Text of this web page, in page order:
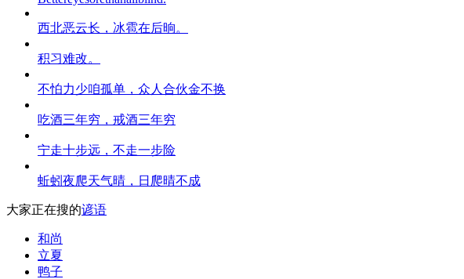
西北恶云长，冰雹在后晌。
积习难改。
不怕力少咱孤单，众人合伙金不换
吃酒三年穷，戒酒三年穷
宁走十步远，不走一步险
蚯蚓夜爬天气晴，日爬晴不成
大家正在搜的谚语
和尚
立夏
鸭子